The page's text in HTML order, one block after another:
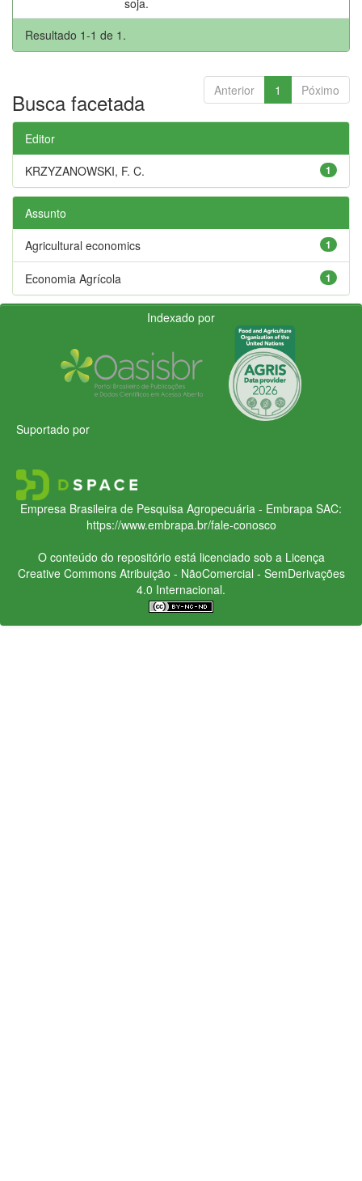
Resultado 1-1 de 1.
Anterior 1 Póximo
Busca facetada
Editor
1
KRZYZANOWSKI, F. C.
Assunto
1
Agricultural economics
1
Economia Agrícola
Indexado por
Suportado por
Empresa Brasileira de Pesquisa Agropecuária - Embrapa SAC:
https://www.embrapa.br/fale-conosco
O conteúdo do repositório está licenciado sob a Licença
Creative CommonsAtribuição - NãoComercial - SemDerivações
4.0 Internacional.